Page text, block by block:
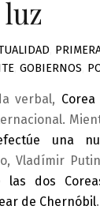
luz
,GOBIERNOS
verbal,
una
Vladímir
las dos
de Chernóbil.